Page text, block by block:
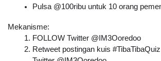
Pulsa @100ribu untuk 10 orang
Mekanisme:
FOLLOW Twitter @IM3Ooredoo
Retweet postingan kuis #TibaTibaQuiz